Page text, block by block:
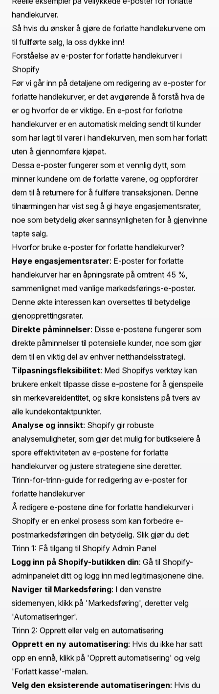
handlingsrettede strategier for å øke
kundeengasjementet. Ved slutten av denne artikkelen vil
du ha en omfattende forståelse av hvordan du kan
optimere strategien din for e-poster for forlatte
handlekurver, slik at du ikke bare kontakter kunder
effektivt, men også frister dem tilbake for å fullføre
kjøpene sine.
Omfanget av denne artikkelen vil inkludere:
En oversikt over funksjonen for e-poster for forlatte
handlekurver i Shopify.
Trinn-for-trinn-instruksjoner om hvordan du redigerer e-
poster for forlatte handlekurver.
Beste praksiser for å lage engasjerende e-poster for
forlatte handlekurver.
Strategier for å øke kundeengasjementet og
konverteringsratene.
Reelle eksempler på vellykkede e-poster for forlatte
handlekurver.
Så hvis du ønsker å gjøre de forlatte handlekurvene om
til fullførte salg, la oss dykke inn!
Forståelse av e-poster for forlatte handlekurver i
Shopify
Før vi går inn på detaljene om redigering av e-poster for
forlatte handlekurver, er det avgjørende å forstå hva de
er og hvorfor de er viktige. En e-post for forlotne
handlekurver er en automatisk melding sendt til kunder
som har lagt til varer i handlekurven, men som har forlatt
uten å gjennomføre kjøpet.
Dessa e-poster fungerer som et vennlig dytt, som
minner kundene om de forlatte varene, og oppfordrer
dem til å returnere for å fullføre transaksjonen. Denne
tilnærmingen har vist seg å gi høye engasjementsrater,
noe som betydelig øker sannsynligheten for å gjenvinne
tapte salg.
Hvorfor bruke e-poster for forlatte handlekurver?
Høye engasjementsrater: E-poster for forlatte
handlekurver har en åpningsrate på omtrent 45 %,
sammenlignet med vanlige markedsførings-e-poster.
Denne økte interessen kan oversettes til betydelige
gjenopprettingsrater.
Direkte påminnelser: Disse e-postene fungerer som
direkte påminnelser til potensielle kunder, noe som gjør
dem til en viktig del av enhver netthandelsstrategi.
Tilpasningsfleksibilitet : Med Shopifys verktøy kan
brukere enkelt tilpasse disse e-postene for å gjenspeile
sin merkevareidentitet, og sikre konsistens på tvers av
alle kundekontaktpunkter.
Analyse og innsikt: Shopify gir robuste
analysemuligheter, som gjør det mulig for butikseiere å
spore effektiviteten av e-postene for forlatte
handlekurver og justere strategiene sine deretter.